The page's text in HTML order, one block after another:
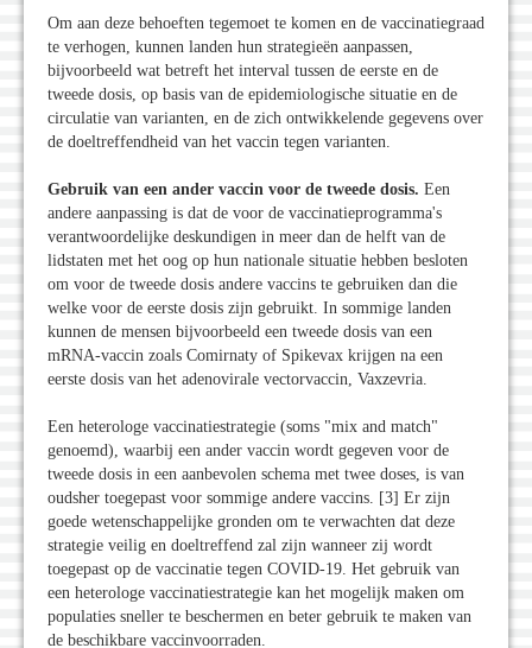
Om aan deze behoeften tegemoet te komen en de vaccinatiegraad
te verhogen, kunnen landen hun strategieën aanpassen,
bijvoorbeeld wat betreft het interval tussen de eerste en de
tweede dosis, op basis van de epidemiologische situatie en de
circulatie van varianten, en de zich ontwikkelende gegevens over
de doeltreffendheid van het vaccin tegen varianten.
Gebruik van een ander vaccin voor de tweede dosis. Een
andere aanpassing is dat de voor de vaccinatieprogramma's
verantwoordelijke deskundigen in meer dan de helft van de
lidstaten met het oog op hun nationale situatie hebben besloten
om voor de tweede dosis andere vaccins te gebruiken dan die
welke voor de eerste dosis zijn gebruikt. In sommige landen
kunnen de mensen bijvoorbeeld een tweede dosis van een
mRNA-vaccin zoals Comirnaty of Spikevax krijgen na een
eerste dosis van het adenovirale vectorvaccin, Vaxzevria.
Een heterologe vaccinatiestrategie (soms "mix and match"
genoemd), waarbij een ander vaccin wordt gegeven voor de
tweede dosis in een aanbevolen schema met twee doses, is van
oudsher toegepast voor sommige andere vaccins. [3] Er zijn
goede wetenschappelijke gronden om te verwachten dat deze
strategie veilig en doeltreffend zal zijn wanneer zij wordt
toegepast op de vaccinatie tegen COVID-19. Het gebruik van
een heterologe vaccinatiestrategie kan het mogelijk maken om
populaties sneller te beschermen en beter gebruik te maken van
de beschikbare vaccinvoorraden.